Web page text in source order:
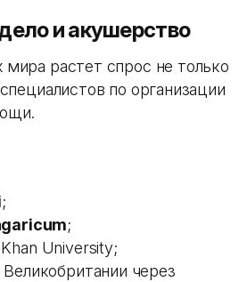
и акушерство
мира растет спрос не только
по организации
;
;
University;
через